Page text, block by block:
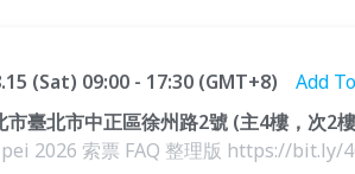
(Sat) 09:00 - 17:30 (GMT+8)
Add
市臺北市中正區徐州路2號 (主4樓，次2
2026 索票 FAQ 整理版 https://bit.ly/